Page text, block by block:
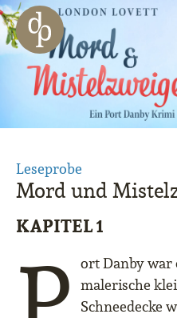
Zum Haupt-Inhalt springen
Zur Navigation springen
Zur Website-Suche springen
Leseprobe
Mord und
KAPITEL 1
ort Danby war
malerische
Schneedecke